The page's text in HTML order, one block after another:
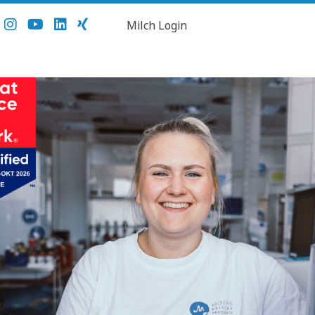
Milch Login